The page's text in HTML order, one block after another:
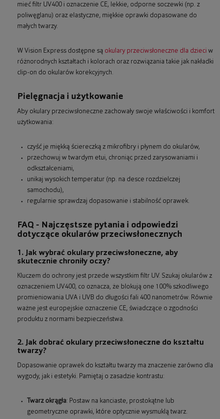
mieć filtr UV400 i oznaczenie CE, lekkie, odporne soczewki (np. z
poliwęglanu) oraz elastyczne, miękkie oprawki dopasowane do
małych twarzy.
W Vision Express dostępne są okulary przeciwsłoneczne dla dzieci w
różnorodnych kształtach i kolorach oraz rozwiązania takie jak nakładki
clip-on do okularów korekcyjnych.
Pielęgnacja i użytkowanie
Aby okulary przeciwsłoneczne zachowały swoje właściwości i komfort
użytkowania:
czyść je miękką ściereczką z mikrofibry i płynem do okularów,
przechowuj w twardym etui, chroniąc przed zarysowaniami i
odkształceniami,
unikaj wysokich temperatur (np. na desce rozdzielczej
samochodu),
regularnie sprawdzaj dopasowanie i stabilność oprawek.
FAQ - Najczęstsze pytania i odpowiedzi
dotyczące okularów przeciwsłonecznych
1. Jak wybrać okulary przeciwsłoneczne, aby
skutecznie chroniły oczy?
Kluczem do ochrony jest przede wszystkim filtr UV. Szukaj okularów z
oznaczeniem UV400, co oznacza, że blokują one 100% szkodliwego
promieniowania UVA i UVB do długości fali 400 nanometrów. Równie
ważne jest europejskie oznaczenie CE, świadczące o zgodności
produktu z normami bezpieczeństwa.
2. Jak dobrać okulary przeciwsłoneczne do kształtu
twarzy?
Dopasowanie oprawek do kształtu twarzy ma znaczenie zarówno dla
wygody, jak i estetyki. Pamiętaj o zasadzie kontrastu:
Twarz okrągła: Postaw na kanciaste, prostokątne lub
geometryczne oprawki, które optycznie wysmuklą twarz.